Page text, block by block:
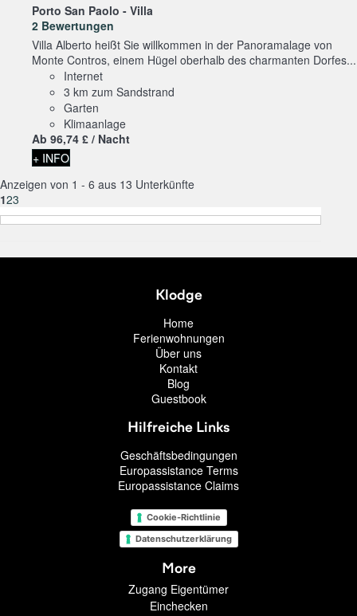
Porto San Paolo - Villa
2 Bewertungen
Villa Alberto heißt Sie willkommen in der Panoramalage von
Monte Contros, einem Hügel oberhalb des charmanten Dorfes...
Internet
3 km zum Sandstrand
Garten
Klimaanlage
Ab 96,74 £ / Nacht
+ INFO
Anzeigen von 1 - 6 aus 13 Unterkünfte
123
Klodge
Home
Ferienwohnungen
Über uns
Kontakt
Blog
Guestbook
Hilfreiche Links
Geschäftsbedingungen
Europassistance Terms
Europassistance Claims
Cookie-Richtlinie
Datenschutzerklärung
More
Zugang Eigentümer
Einchecken